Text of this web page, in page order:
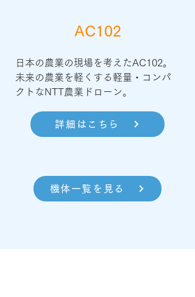
AC102
日本の農業の現場を考えたAC102。
未来の農業を軽くする軽量・コンパ
クトなNTT農業ドローン。
詳細はこちら
機体一覧を見る